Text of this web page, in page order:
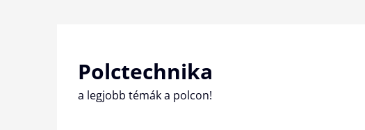
Polctechnika
a legjobb témák a polcon!